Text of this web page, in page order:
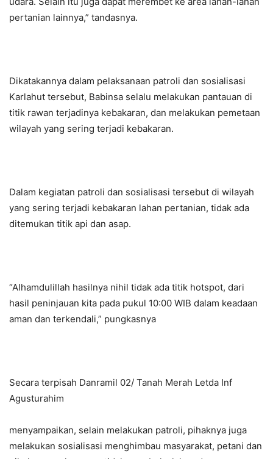
pertanian lainnya,” tandasnya.
Dikatakannya dalam pelaksanaan patroli dan sosialisasi
Karlahut tersebut, Babinsa selalu melakukan pantauan di
titik rawan terjadinya kebakaran, dan melakukan pemetaan
wilayah yang sering terjadi kebakaran.
Dalam kegiatan patroli dan sosialisasi tersebut di wilayah
yang sering terjadi kebakaran lahan pertanian, tidak ada
ditemukan titik api dan asap.
“Alhamdulillah hasilnya nihil tidak ada titik hotspot, dari
hasil peninjauan kita pada pukul 10:00 WIB dalam keadaan
aman dan terkendali,” pungkasnya
Secara terpisah Danramil 02/ Tanah Merah Letda Inf
Agusturahim
menyampaikan, selain melakukan patroli, pihaknya juga
melakukan sosialisasi menghimbau masyarakat, petani dan